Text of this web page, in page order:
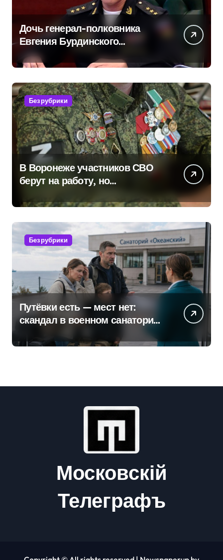
Дочь генерал-полковника
Евгения Бурдинского
оказывает платные услуги по
вопросам военной службы и
бронирования
Без рубрики
В Воронеже участников СВО
берут на работу, но
удержаться удаётся не всем
Без рубрики
Путёвки есть — мест нет:
скандал в военном санатории
Московскій
Телеграфъ